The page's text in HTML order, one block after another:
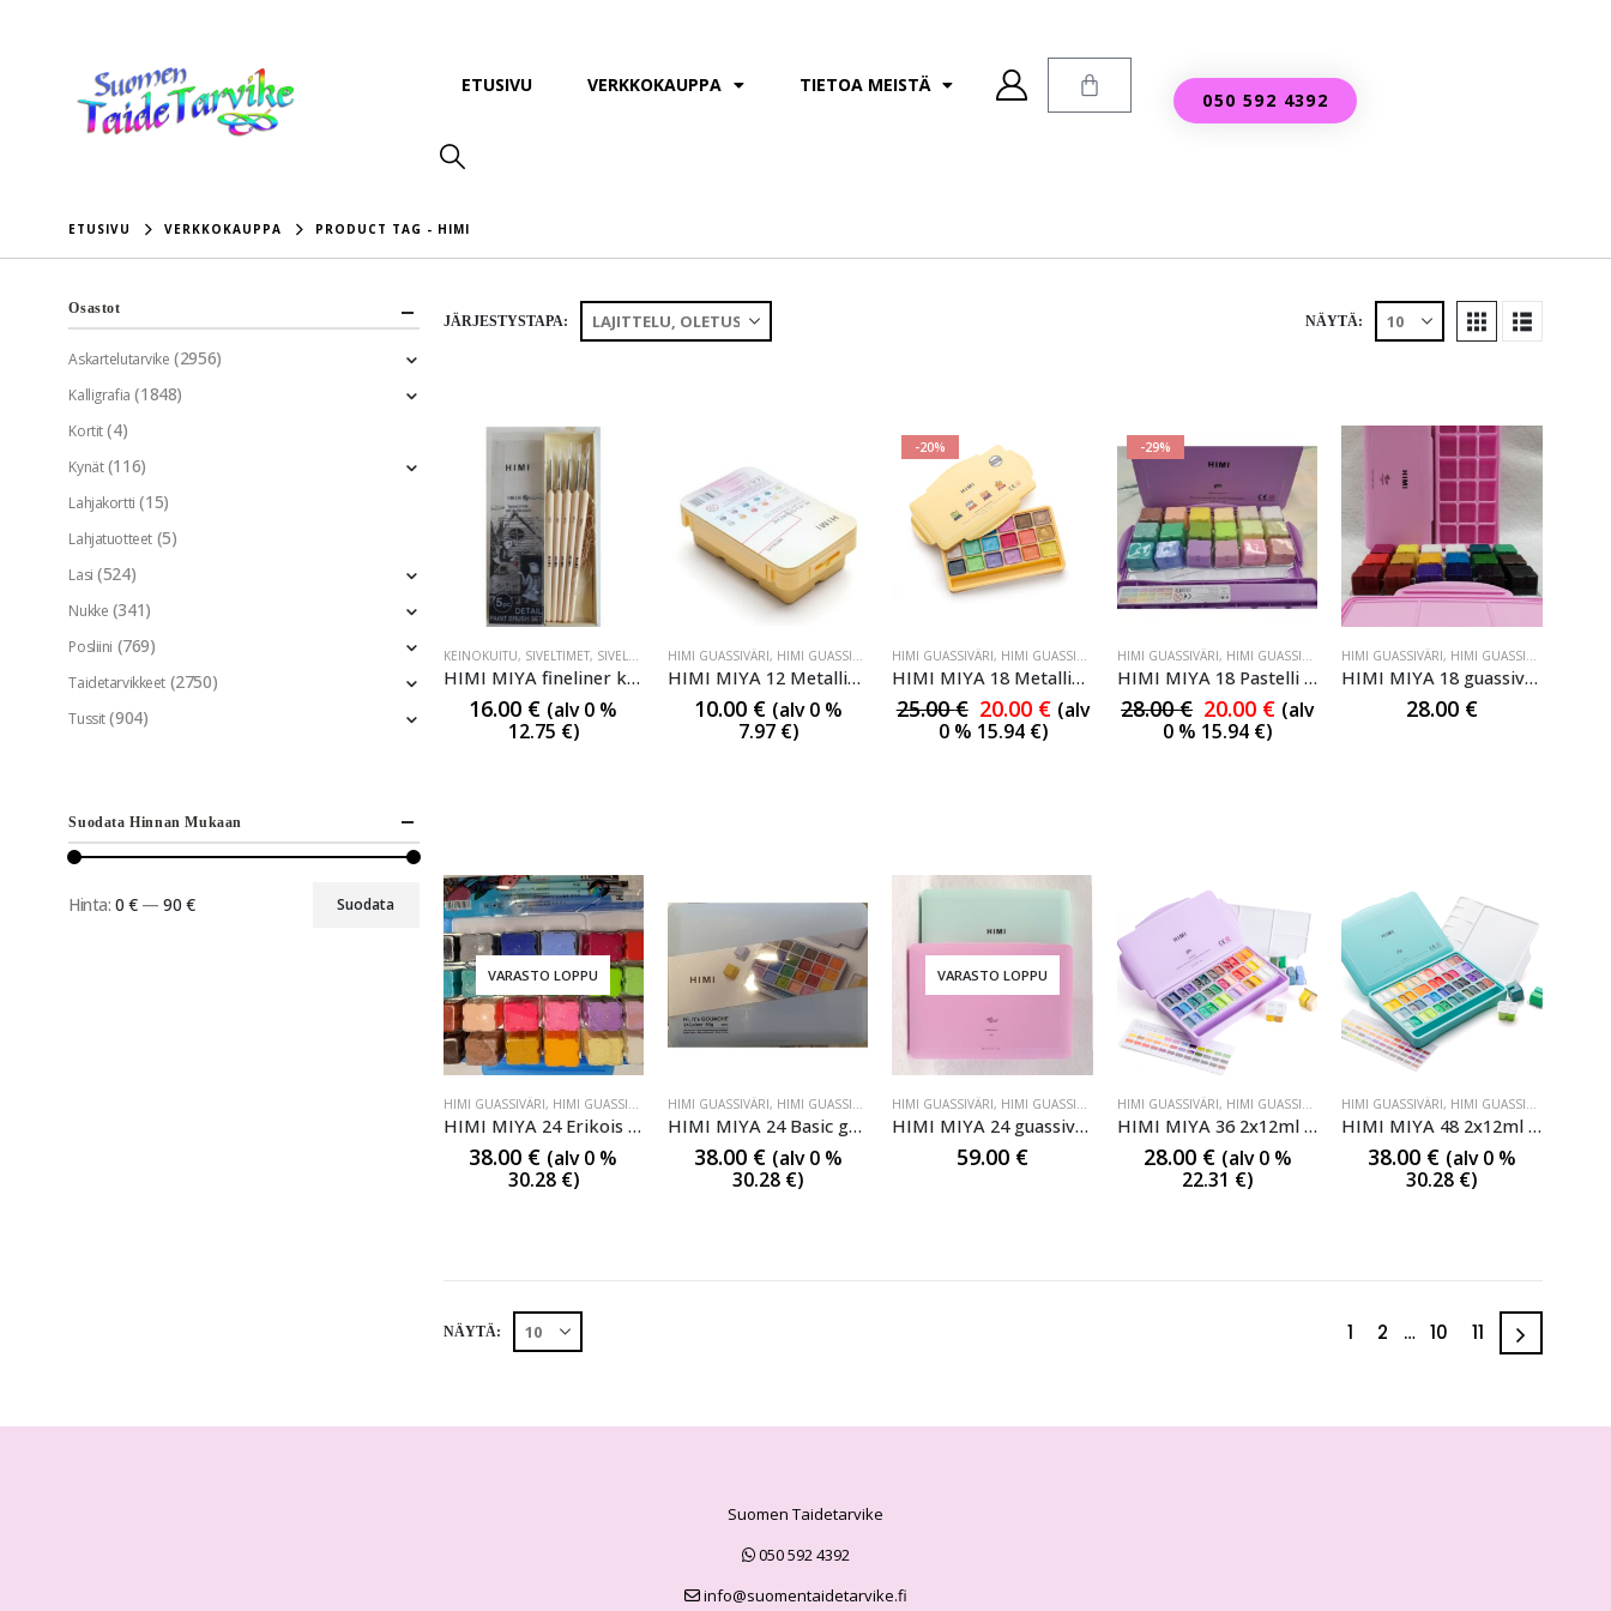
ETUSIVU VERKKOKAUPPA TIETOA MEISTÄ
050 592 4392
ETUSIVU VERKKOKAUPPA PRODUCT TAG - HIMI
JÄRJESTYSTAPA: NÄYTÄ:
KEINOKUITU, SIVELTIMET, SIVELTIMET SIVELTIMET
HIMI MIYA fineliner keinokuitu kärkisivellinsarja
16.00 € (alv 0 %
12.75 €)
HIMI GUASSIVÄRI, HIMI GUASSIVÄRI HIMI GUASSIVÄRI
HIMI MIYA 12 Metallic guassivärisarja 12×12
10.00 € (alv 0 %
7.97 €)
-20%
HIMI GUASSIVÄRI, HIMI GUASSIVÄRI HIMI GUASSIVÄRI
HIMI MIYA 18 Metallic guassivärisarja
25.00€ 20.00 € (alv
0 % 15.94 €)
-29%
HIMI GUASSIVÄRI, HIMI GUASSIVÄRI HIMI GUASSIVÄRI
HIMI MIYA 18 Pastelli guassivärisarja
28.00€ 20.00 € (alv
0 % 15.94 €)
HIMI GUASSIVÄRI, HIMI GUASSIVÄRI
HIMI MIYA 18 guassivärisarja
28.00 €
VARASTO LOPPU
HIMI GUASSIVÄRI, HIMI GUASSIVÄRI HIMI GUASSIVÄRI
HIMI MIYA 24 Erikois guassivärisarja
38.00 € (alv 0 %
30.28 €)
HIMI GUASSIVÄRI, HIMI GUASSIVÄRI HIMI GUASSIVÄRI
HIMI MIYA 24 Basic guassivärisarja
38.00 € (alv 0 %
30.28 €)
VARASTO LOPPU
HIMI GUASSIVÄRI, HIMI GUASSIVÄRI HIMI GUASSIVÄRI
HIMI MIYA 24 guassivärisarja
59.00 €
HIMI GUASSIVÄRI, HIMI GUASSIVÄRI HIMI GUASSIVÄRI
HIMI MIYA 36 2x12ml guassivärisarja
28.00 € (alv 0 %
22.31 €)
HIMI GUASSIVÄRI, HIMI GUASSIVÄRI
HIMI MIYA 48 2x12ml guassivärisarja
38.00 € (alv 0 %
30.28 €)
NÄYTÄ: 1 2 … 10 11
Osastot
Askartelutarvike (2956)
Kalligrafia (1848)
Kortit (4)
Kynät (116)
Lahjakortti (15)
Lahjatuotteet (5)
Lasi (524)
Nukke (341)
Posliini (769)
Taidetarvikkeet (2750)
Tussit (904)
Suodata Hinnan Mukaan
Suodata
Hinta: 0 €—90 €
Suomen Taidetarvike
050 592 4392
info@suomentaidetarvike.fi